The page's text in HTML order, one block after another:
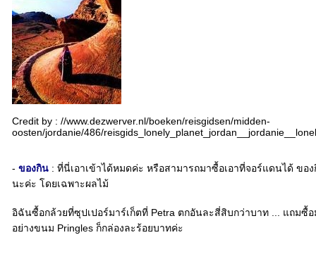
Credit by : //www.dezwerver.nl/boeken/reisgidsen/midden-
oosten/jordanie/486/
- ของกิน : ที่นี่เอาเข้าได้หมดค่ะ หรือสามารถมาซื้อเอาที่จอร์แดนได้ ขอ
นะค่ะ โดยเฉพาะผลไม้
อิฉันซื้อกล้วยที่ซุปเปอร์มาร์เก็ตที่ Petra ตกอันละสี่สิบกว่าบาท ... แถมซื้
อย่างขนม Pringles ก็กล่องละร้อยบาทค่ะ